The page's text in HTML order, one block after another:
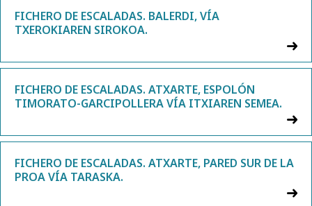
FICHERO DE ESCALADAS. BALERDI, VÍA
TXEROKIAREN SIROKOA.
FICHERO DE ESCALADAS. ATXARTE, ESPOLÓN
TIMORATO-GARCIPOLLERA VÍA ITXIAREN SEMEA.
FICHERO DE ESCALADAS. ATXARTE, PARED SUR DE LA
PROA VÍA TARASKA.